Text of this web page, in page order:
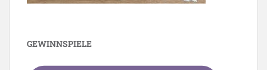
GEWINNSPIELE